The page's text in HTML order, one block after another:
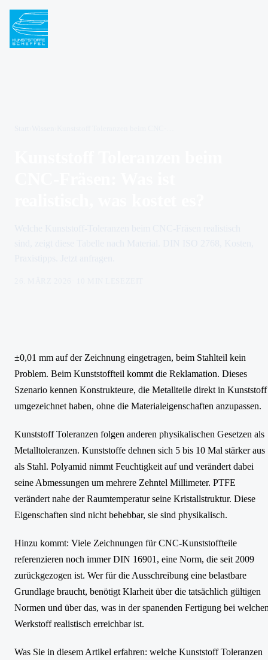
±0,01 mm auf der Zeichnung eingetragen, beim Stahlteil kein
Problem. Beim Kunststoffteil kommt die Reklamation. Dieses
Szenario kennen Konstrukteure, die Metallteile direkt in Kunststoff
umgezeichnet haben, ohne die Materialeigenschaften anzupassen.
Kunststoff Toleranzen folgen anderen physikalischen Gesetzen als
Metalltoleranzen. Kunststoffe dehnen sich 5 bis 10 Mal stärker aus
als Stahl. Polyamid nimmt Feuchtigkeit auf und verändert dabei
seine Abmessungen um mehrere Zehntel Millimeter. PTFE
verändert nahe der Raumtemperatur seine Kristallstruktur. Diese
Eigenschaften sind nicht behebbar, sie sind physikalisch.
Hinzu kommt: Viele Zeichnungen für CNC-Kunststoffteile
referenzieren noch immer DIN 16901, eine Norm, die seit 2009
zurückgezogen ist. Wer für die Ausschreibung eine belastbare
Grundlage braucht, benötigt Klarheit über die tatsächlich gültigen
Normen und über das, was in der spanenden Fertigung bei
Werkstoff realistisch erreichbar ist.
Was Sie in diesem Artikel erfahren: welche Kunststoff Toleranzen